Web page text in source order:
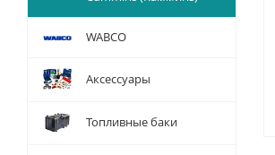
WABCO
Аксессуары
Топливные баки